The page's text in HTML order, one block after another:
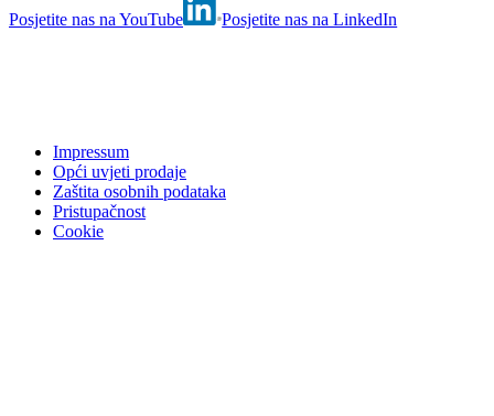
Posjetite nas na YouTube
Posjetite nas na LinkedIn
Impressum
Opći uvjeti prodaje
Zaštita osobnih podataka
Pristupačnost
Cookie